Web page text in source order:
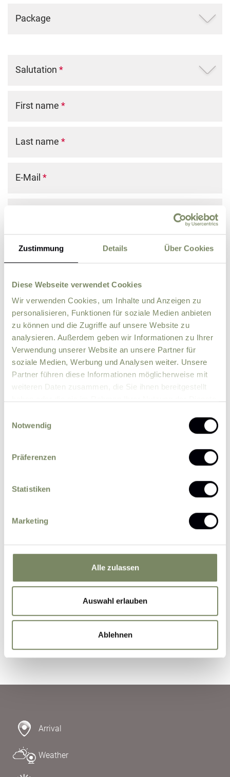
Zustimmung Details Über Cookies
Diese Webseite verwendet Cookies
Wir verwenden Cookies, um Inhalte und Anzeigen zu
personalisieren, Funktionen für soziale Medien anbieten
zu können und die Zugriffe auf unsere Website zu
analysieren. Außerdem geben wir Informationen zu Ihrer
Verwendung unserer Website an unsere Partner für
soziale Medien, Werbung und Analysen weiter. Unsere
Partner führen diese Informationen möglicherweise mit
weiteren Daten zusammen, die Sie ihnen bereitgestellt
Notwendig
Präferenzen
Statistiken
Marketing
Alle zulassen
Auswahl erlauben
Ablehnen
Package
Salutation *
First name *
Last name *
E-Mail *
Street
ZIP City
Country
Comment
offers by e-mail.
may be processed by the data protection officer
for the purpose of processing my enquiry on the
basis of the consent given by me by sending the
Submit Inquiry
Arrival
Weather